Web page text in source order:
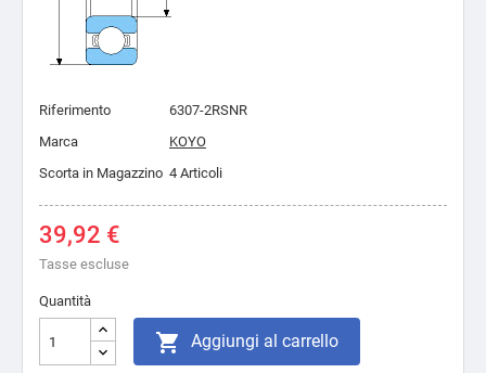
Riferimento
6307-2RSNR
Marca
KOYO
Scorta in Magazzino 4 Articoli
39,92 €
Tasse escluse
Quantità
 Aggiungi al carrello